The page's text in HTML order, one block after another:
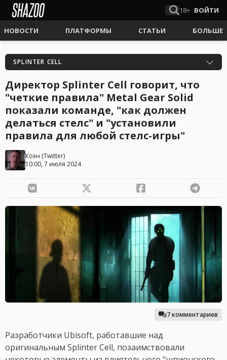
18+ ВОЙТИ
НОВОСТИ ПЛАТФОРМЫ СТАТЬИ БОЛЬШЕ
SPLINTER CELL
Директор Splinter Cell говорит, что
"четкие правила" Metal Gear Solid
показали команде, "как должен
делаться стелс" и "установили
правила для любой стелс-игры"
Коэн (Twitter)
10:00, 7 июля 2024
7 комментариев
Разработчики Ubisoft, работавшие над
оригинальным Splinter Cell, позаимствовали